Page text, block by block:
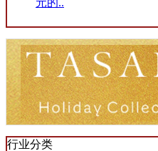
元的..
行业分类